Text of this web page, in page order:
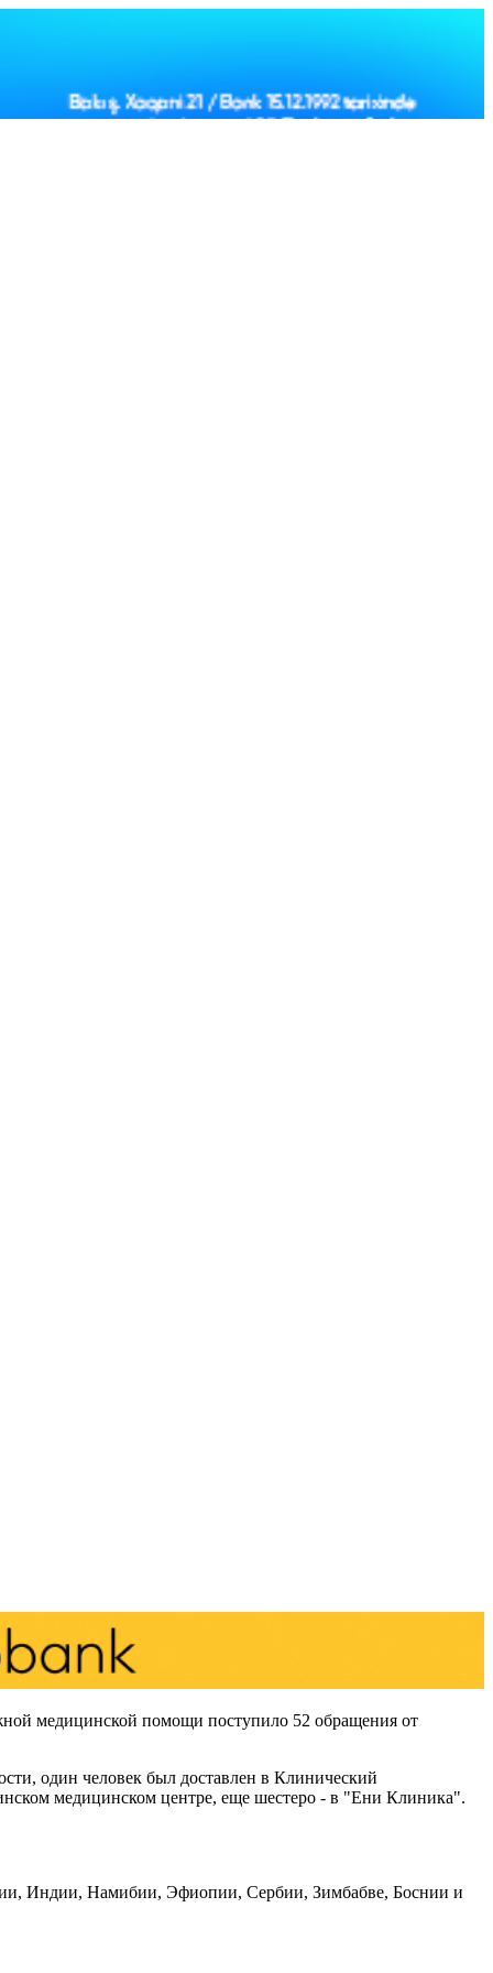
медицинской помощи поступило 52 обращения от
один человек был доставлен в Клинический
медицинском центре, еще шестеро - в "Ени Клиника".
Индии, Намибии, Эфиопии, Сербии, Зимбабве, Боснии и